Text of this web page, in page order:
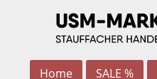
Home SALE %